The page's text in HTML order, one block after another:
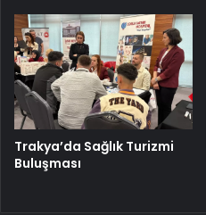
Trakya’da Sağlık Turizmi
Buluşması